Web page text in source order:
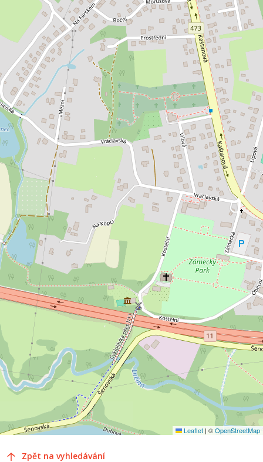
Leaflet | ©OpenStreetMap
Zpět na vyhledávání